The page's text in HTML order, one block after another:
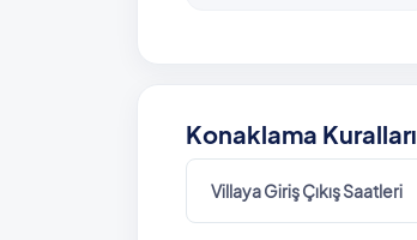
Konaklama Kuralları
Villaya Giriş Çıkış Saatleri